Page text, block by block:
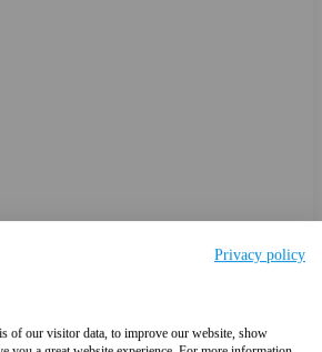
Privacy policy
of our visitor data, to improve our website, show